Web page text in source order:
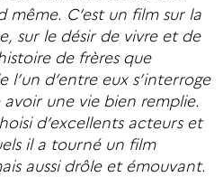
C’est un film sur la
sur le désir de vivre et de
de frères que
l’un d’entre eux s’interroge
avoir une vie bien remplie.
d’excellents acteurs et
il a tourné un film
aussi drôle et émouvant.